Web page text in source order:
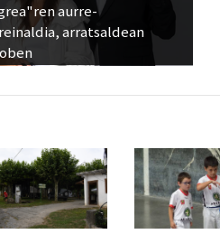
aurre-
arratsaldean